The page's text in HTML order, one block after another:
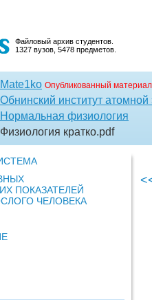
Файловый архив студентов.
1327 вузов, 5478 предметов.
Mate1ko Опубликованный
Обнинский институт
Нормальная физиология
Физиология кратко.pdf
ПОКАЗАТЕЛЕЙ
ЧЕЛОВЕКА